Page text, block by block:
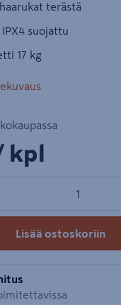
terästä
suojattu
17 kg
kpl
Lisää ostoskoriin